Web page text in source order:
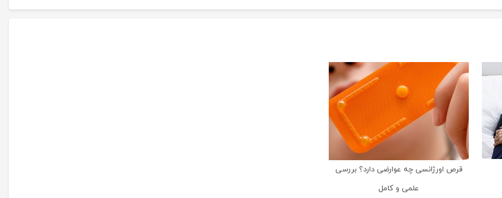
قرص اورژانسی چه عوارضی دارد؟ بررسی
علمی و کامل